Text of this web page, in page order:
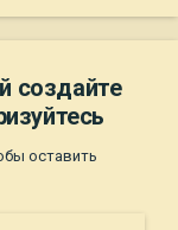
создайте
оставить